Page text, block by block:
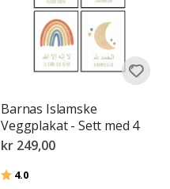
Barnas Islamske
Veggplakat - Sett med 4
kr 249,00
Karakter:
4.0